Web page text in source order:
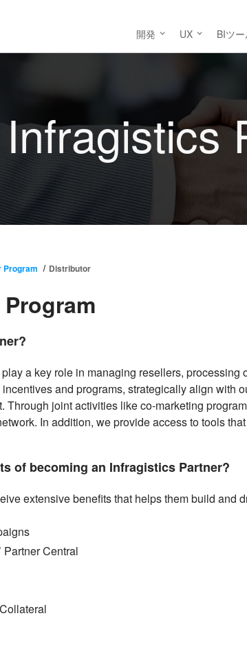
開発 UX BIツ
Infragistics
Program Distributor
a key role in managing resellers,
and programs, strategically align with
Through joint activities like co-marketing
In addition, we provide access to tools
of becoming an Infragistics Partner?
extensive benefits that helps them build and
Partner Central